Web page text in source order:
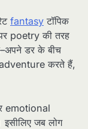
fantasy टॉपिक
पर poetry की तरह
डर के बीच
adventure करते हैं,
emotional
जब लोग